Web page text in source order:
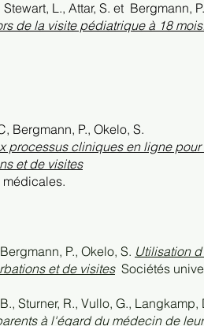
Stewart, L., Attar, S. et Bergmann,
de la visite pédiatrique à 18 mois.
Bergmann, P., Okelo, S.
processus cliniques en ligne
et de visites
P., Okelo, S. Utilisation
et de visites Sociétés
Sturner, R., Vullo, G., Langkamp,
à l'égard du médecin de